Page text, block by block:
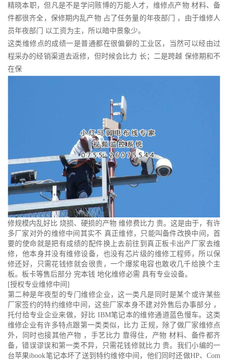
精晓本职，但凡是不是学问赅博的万能人才，维修点产物 材料、备
件都很齐全，保修期内乱产物 占了任务量的年夜部门 ，由于维修人
员年夜部门 以工资为主，所以暗中景象少。
这类维修点的成绩一是普通都在很偏僻的工业区，当然可以经由过
程采办的经销渠道去返修，但时候会比力 长；二是跨越 保修期和不
在保
修规模内乱好比 烧损、硬损的产物 维修费比力 贵。这是由于，有许
多厂家对外的维修中间其实不 真正维修，只能叫备件改换中间，首
要的使命就是把有成绩的配件换上去前往到真正板卡出产厂家去维
修，他本身并没有维修设备，也没有芯片级的维修工程师，所以保
修还好，只需花钱修就会很贵，一个爆浆电容也敢收几千给换个主
板。板卡等售后部分 完本钱 地化维修必需 具有专业设备。
[授权专业维修中间]
第二种是年夜型的专门维修企业，这一类凡是同时是某个或许某些
厂家签约的特约维修中间，这些厂家本身不建对外售后办事部分 ，
托付给专业企业来做，好比 IBM笔记本的维修通道蓝色慢车。这类
维修企业有许多特点跟第一类类似，比力 正规，除了做厂家维修点
外，同时也接其他产物 ，手艺比力 靠得住，产物 材料、备件都齐
备，错误谬误和第一类不异，只需花钱修就比力 贵。我们小编的一
台苹果ibook笔记本坏了送到特约维修中间，他们同时还做HP、Com